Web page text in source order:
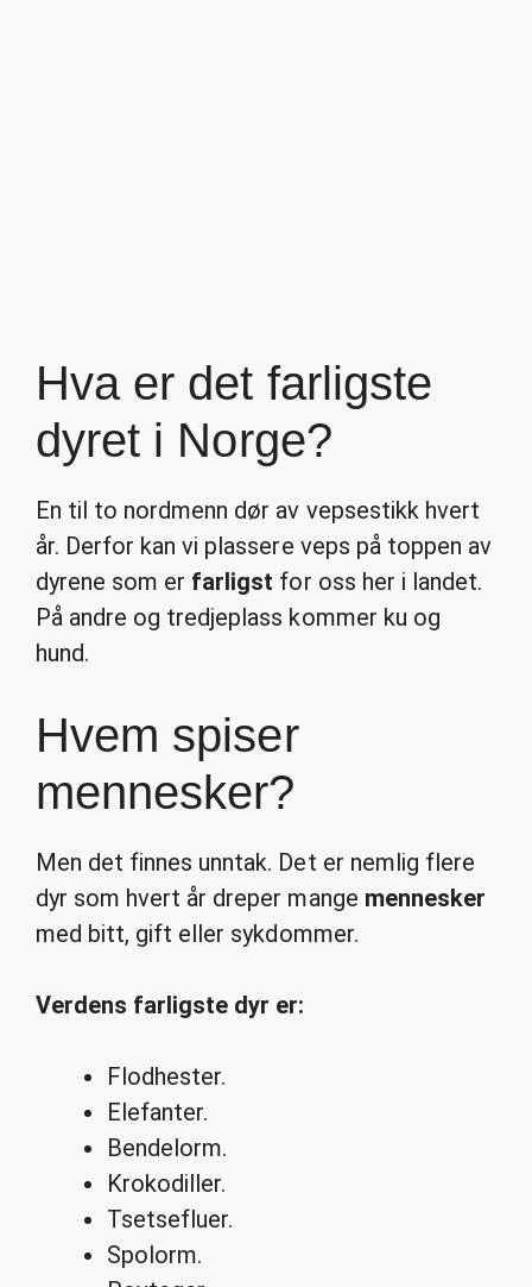
Hva er det farligste
dyret i Norge?
En til to nordmenn dør av vepsestikk hvert
år. Derfor kan vi plassere veps på toppen av
dyrene som er farligst for oss her i landet.
På andre og tredjeplass kommer ku og
hund.
Hvem spiser
mennesker?
Men det finnes unntak. Det er nemlig flere
dyr som hvert år dreper mange mennesker
med bitt, gift eller sykdommer.
Verdens farligste dyr er:
Flodhester.
Elefanter.
Bendelorm.
Krokodiller.
Tsetsefluer.
Spolorm.